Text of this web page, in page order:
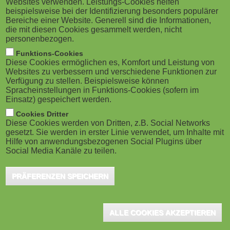
M
o
b
i
l
e
)
Websites verwenden. Leistungs-Cookies helfen
beispielsweise bei der Identifizierung besonders populärer
Bereiche einer Website. Generell sind die Informationen,
die mit diesen Cookies gesammelt werden, nicht
personenbezogen.
Funktions-Cookies
Diese Cookies ermöglichen es, Komfort und Leistung von
Websites zu verbessern und verschiedene Funktionen zur
Verfügung zu stellen. Beispielsweise können
Spracheinstellungen in Funktions-Cookies (sofern im
Einsatz) gespeichert werden.
Cookies Dritter
Diese Cookies werden von Dritten, z.B. Social Networks
gesetzt. Sie werden in erster Linie verwendet, um Inhalte mit
Hilfe von anwendungsbezogenen Social Plugins über
Social Media Kanäle zu teilen.
PRÄFERENZEN SPEICHERN
ALLE COOKIES AKZEPTIEREN